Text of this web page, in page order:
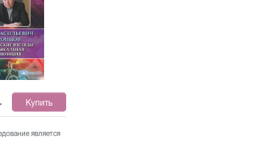
любителей
Купить
является